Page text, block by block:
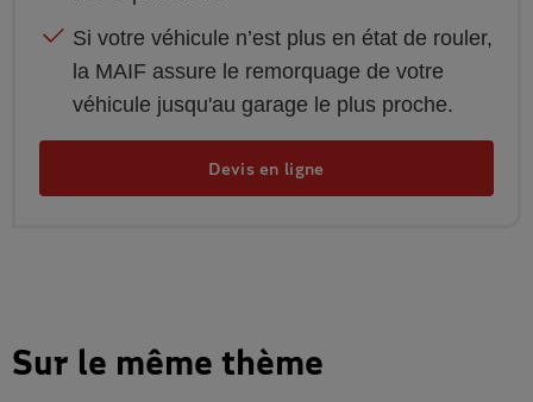
Si votre véhicule n’est plus en état de rouler,
la MAIF assure le remorquage de votre
véhicule jusqu'au garage le plus proche.
Devis en ligne
Sur le même thème